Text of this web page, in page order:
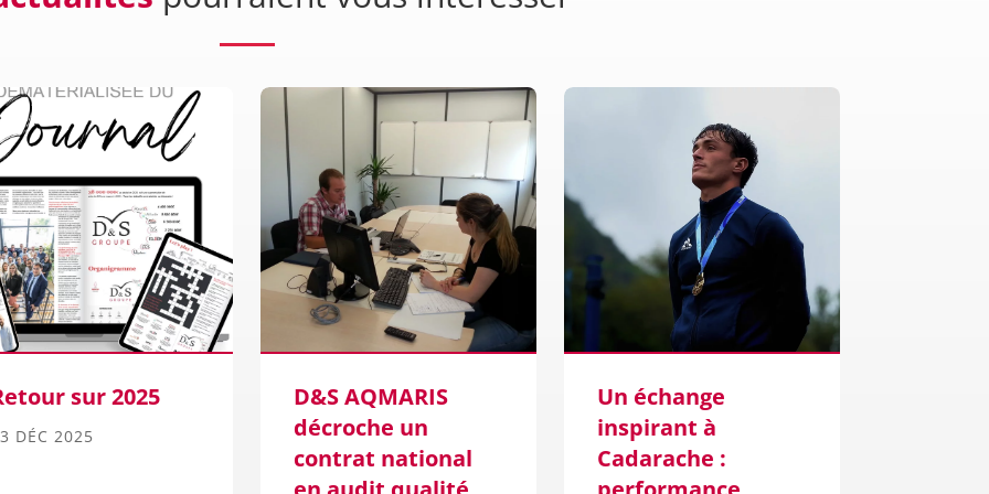
sur 2025
DÉC 2025
D&S AQMARIS
décroche un
contrat national
Un échange
inspirant à
Cadarache :